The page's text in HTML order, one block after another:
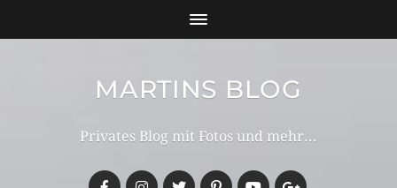
MARTINS BLOG
Privates Blog mit Fotos und mehr...